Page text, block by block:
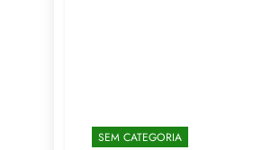
SEM CATEGORIA